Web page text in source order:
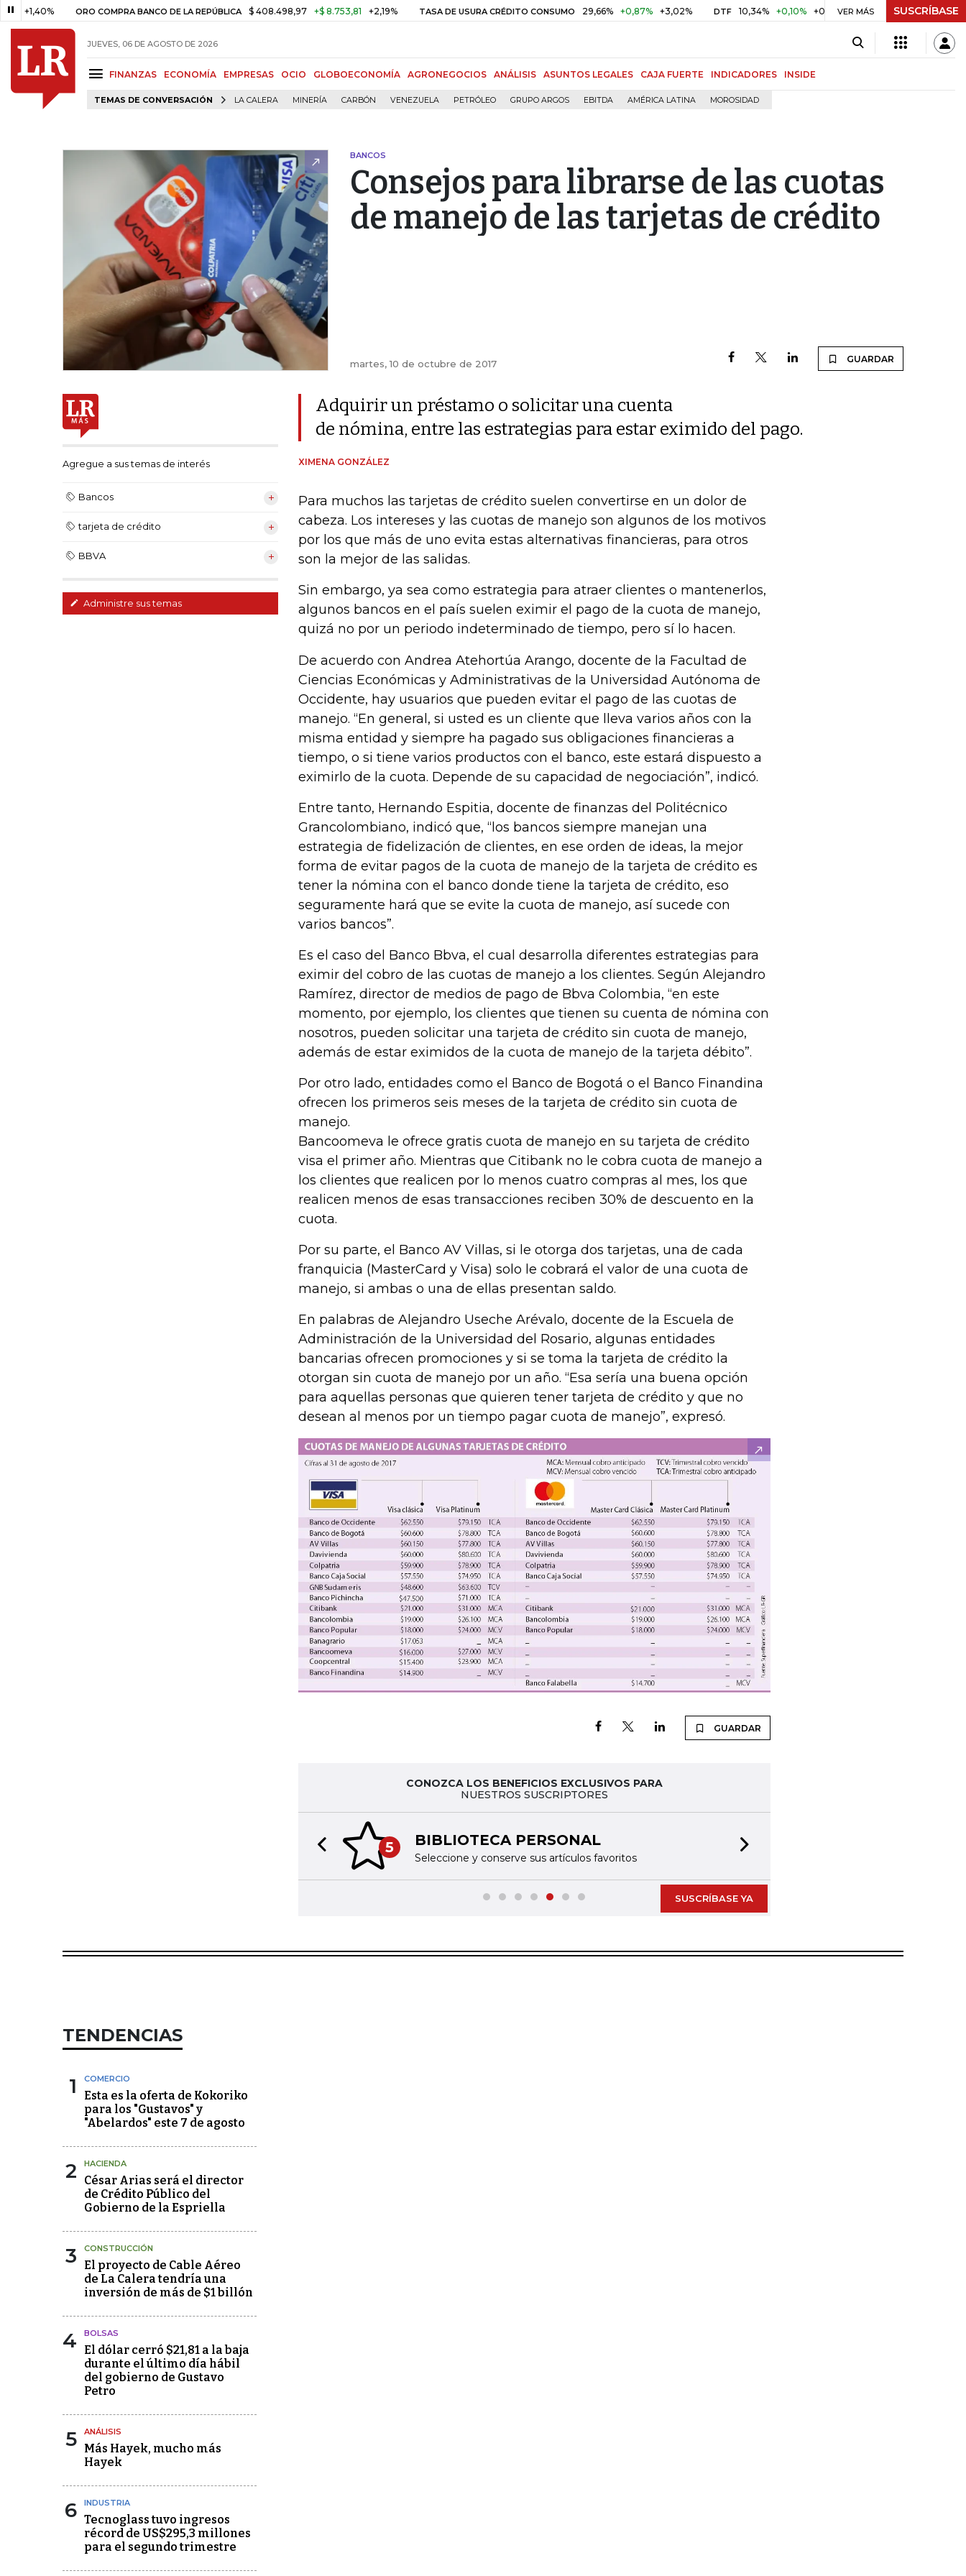
ORO COMPRA BANCO DE LA REPÚBLICA $ 408.498,97 +$ 8.753,81 +2,19% TASA DE USURA CRÉDITO CONSUMO 29,66% +0,87% +3,02% DTF 10,34% +0,10% +0,98% UVR $ 416,86 +$ 0,05 +0,01%
VER MÁS SUSCRÍBASE
JUEVES, 06 DE AGOSTO DE 2026
FINANZAS ECONOMÍA EMPRESAS OCIO GLOBOECONOMÍA AGRONEGOCIOS ANÁLISIS ASUNTOS LEGALES CAJA FUERTE INDICADORES INSIDE
TEMAS DE CONVERSACIÓN LA CALERA MINERÍA CARBÓN VENEZUELA PETRÓLEO GRUPO ARGOS EBITDA AMÉRICA LATINA MOROSIDAD
BANCOS
Consejos para librarse de las cuotas
de manejo de las tarjetas de crédito
martes, 10 de octubre de 2017 GUARDAR
Agregue a sus temas de interés
Bancos
tarjeta de crédito
BBVA
Administre sus temas
Adquirir un préstamo o solicitar una cuenta
de nómina, entre las estrategias para estar eximido del pago.
XIMENA GONZÁLEZ
Para muchos las tarjetas de crédito suelen convertirse en un dolor de
cabeza. Los intereses y las cuotas de manejo son algunos de los motivos
por los que más de uno evita estas alternativas financieras, para otros
son la mejor de las salidas.
Sin embargo, ya sea como estrategia para atraer clientes o mantenerlos,
algunos bancos en el país suelen eximir el pago de la cuota de manejo,
quizá no por un periodo indeterminado de tiempo, pero sí lo hacen.
De acuerdo con Andrea Atehortúa Arango, docente de la Facultad de
Ciencias Económicas y Administrativas de la Universidad Autónoma de
Occidente, hay usuarios que pueden evitar el pago de las cuotas de
manejo. “En general, si usted es un cliente que lleva varios años con la
misma entidad y siempre ha pagado sus obligaciones financieras a
tiempo, o si tiene varios productos con el banco, este estará dispuesto a
eximirlo de la cuota. Depende de su capacidad de negociación”, indicó.
Entre tanto, Hernando Espitia, docente de finanzas del Politécnico
Grancolombiano, indicó que, “los bancos siempre manejan una
estrategia de fidelización de clientes, en ese orden de ideas, la mejor
forma de evitar pagos de la cuota de manejo de la tarjeta de crédito es
tener la nómina con el banco donde tiene la tarjeta de crédito, eso
seguramente hará que se evite la cuota de manejo, así sucede con
varios bancos”.
Es el caso del Banco Bbva, el cual desarrolla diferentes estrategias para
eximir del cobro de las cuotas de manejo a los clientes. Según Alejandro
Ramírez, director de medios de pago de Bbva Colombia, “en este
momento, por ejemplo, los clientes que tienen su cuenta de nómina con
nosotros, pueden solicitar una tarjeta de crédito sin cuota de manejo,
además de estar eximidos de la cuota de manejo de la tarjeta débito”.
Por otro lado, entidades como el Banco de Bogotá o el Banco Finandina
ofrecen los primeros seis meses de la tarjeta de crédito sin cuota de
manejo.
Bancoomeva le ofrece gratis cuota de manejo en su tarjeta de crédito
visa el primer año. Mientras que Citibank no le cobra cuota de manejo a
los clientes que realicen por lo menos cuatro compras al mes, los que
realicen menos de esas transacciones reciben 30% de descuento en la
cuota.
Por su parte, el Banco AV Villas, si le otorga dos tarjetas, una de cada
franquicia (MasterCard y Visa) solo le cobrará el valor de una cuota de
manejo, si ambas o una de ellas presentan saldo.
En palabras de Alejandro Useche Arévalo, docente de la Escuela de
Administración de la Universidad del Rosario, algunas entidades
bancarias ofrecen promociones y si se toma la tarjeta de crédito la
otorgan sin cuota de manejo por un año. “Esa sería una buena opción
para aquellas personas que quieren tener tarjeta de crédito y que no
desean al menos por un tiempo pagar cuota de manejo”, expresó.
GUARDAR
CONOZCA LOS BENEFICIOS EXCLUSIVOS PARA
NUESTROS SUSCRIPTORES
5 BIBLIOTECA PERSONAL
Seleccione y conserve sus artículos favoritos
Previous slide
SUSCRÍBASE YA
TENDENCIAS
1 COMERCIO
Esta es la oferta de Kokoriko
para los "Gustavos" y
"Abelardos" este 7 de agosto
2 HACIENDA
César Arias será el director
de Crédito Público del
Gobierno de la Espriella
3 CONSTRUCCIÓN
El proyecto de Cable Aéreo
de La Calera tendría una
inversión de más de $1 billón
4 BOLSAS
El dólar cerró $21,81 a la baja
durante el último día hábil
del gobierno de Gustavo
Petro
5 ANÁLISIS
Más Hayek, mucho más
Hayek
6 INDUSTRIA
Tecnoglass tuvo ingresos
récord de US$295,3 millones
para el segundo trimestre